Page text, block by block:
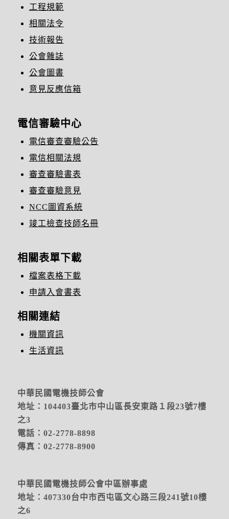
工程規範
相關法令
技術報告
公會雜誌
公會圖書
意見反應信箱
電信審驗中心
電信審查審驗公告
電信相關法規
審查審驗書表
審查審驗意見
NCC圖資系統
竣工檢查技師名冊
相關表單下載
檔案表格下載
申請入會書表
相關連結
機關資訊
生活資訊
中華民國電機技師公會
地址：104403臺北市中山區長安東路１段23號7樓
之3
電話：02-2778-8898
傳真：02-2778-8900
中華民國電機技師公會中區辦事處
地址： 407330台中市西屯區文心路三段241號10樓
之6